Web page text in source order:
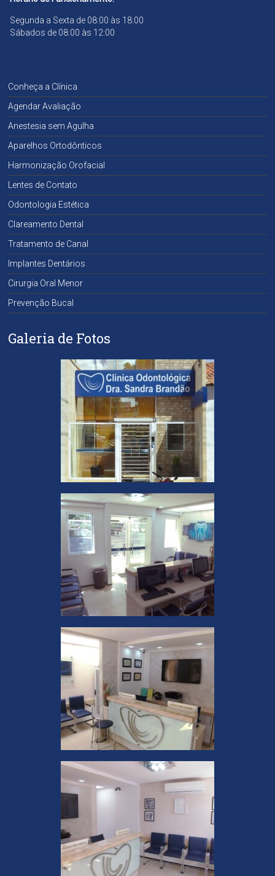
Segunda a Sexta de 08:00 às 18:00
Sábados de 08:00 às 12:00
Conheça a Clínica
Agendar Avaliação
Anestesia sem Agulha
Aparelhos Ortodônticos
Harmonização Orofacial
Lentes de Contato
Odontologia Estética
Clareamento Dental
Tratamento de Canal
Implantes Dentários
Cirurgia Oral Menor
Prevenção Bucal
Galeria de Fotos